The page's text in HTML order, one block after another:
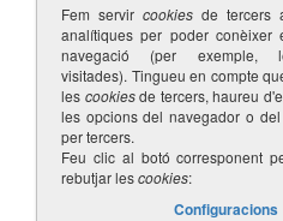
garda
garda-cos
gardar
garganta
garganton
garnacha
garrida
Fem servir cookies de tercers
analítiques per poder conèixer
navegació (per exemple,
visitades). Tingueu en compte
les cookiesde tercers, haureu
les opcions del navegador o
per tercers.
Feu clic al botó corresponent
rebutjar lescookies:
Configuracions